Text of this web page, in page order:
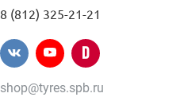
8 (812) 325-21-21
shop@tyres.spb.ru